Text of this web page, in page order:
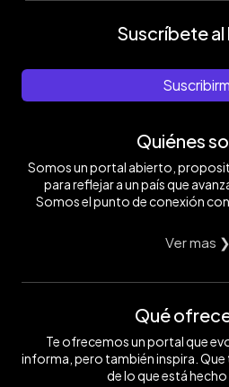
Suscríbete
Quiénes
Somos un portal abierto,
para reflejar a un país que
Somos el punto de conexión con
Ver mas ❯
Qué
Te ofrecemos un portal que
informa, pero también inspira.
de lo que está hecho